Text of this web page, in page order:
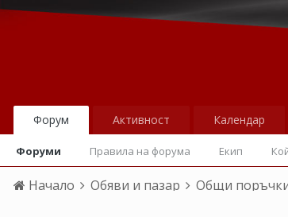
Форум
Форуми Правила на форума Екип
Активност Календар
Начало Обяви и пазар Общи